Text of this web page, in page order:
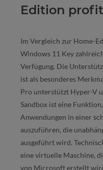
Edition
Im Vergleich zur Home-
Windows 11 Key
Verfügung. Die
ist als besonderes
Pro unterstützt Hyper-V
Sandbox ist eine
Anwendungen in einer
auszuführen, die
ausgeführt wird.
eine virtuelle Maschine,
von Microsoft erstellt